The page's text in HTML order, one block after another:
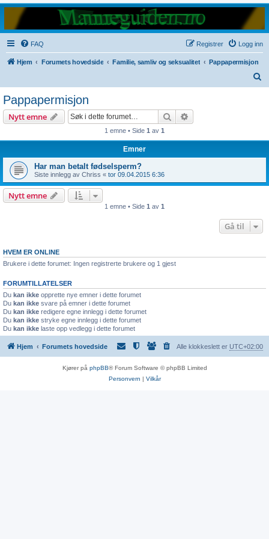
FAQ Logg inn
Registrer
Hjem Forumets hovedside Familie, samliv og seksualitet
Pappapermisjon
Pappapermisjon
Nytt emne Søk
1 emne • Side 1 av 1
Emner
Har man betalt fødselsperm?
Siste innlegg av Chriss « tor 09.04.2015 6:36
Nytt emne
1 emne • Side 1 av 1
Gå til
HVEM ER ONLINE
Brukere i dette forumet: Ingen registrerte brukere og 1 gjest
FORUMTILLATELSER
Du kan ikke opprette nye emner i dette forumet
Du kan ikke svare på emner i dette forumet
Du kan ikke redigere egne innlegg i dette forumet
Du kan ikke stryke egne innlegg i dette forumet
Du kan ikke laste opp vedlegg i dette forumet
Hjem Forumets hovedside Alle klokkeslett er UTC+02:00
Kjører på phpBB® Forum Software © phpBB Limited
Personvern | Vilkår